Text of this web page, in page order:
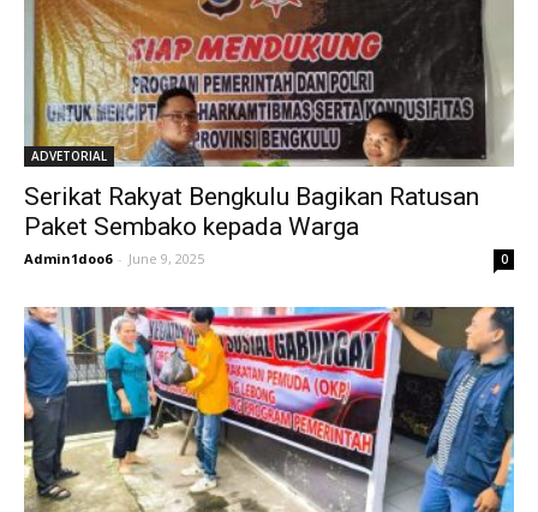
ADVETORIAL
Serikat Rakyat Bengkulu Bagikan Ratusan
Paket Sembako kepada Warga
Admin1doo6 - June 9, 2025 0